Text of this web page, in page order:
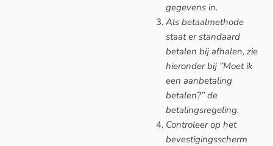
gegevens in.
Als betaalmethode
staat er standaard
betalen bij afhalen, zie
hieronder bij ‘’Moet ik
een aanbetaling
betalen?’’ de
betalingsregeling.
Controleer op het
bevestigingsscherm